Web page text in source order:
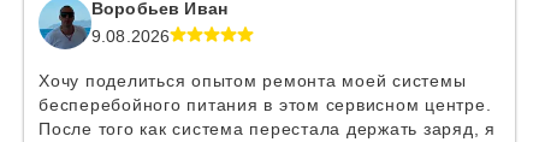
Воробьев Иван
9.08.2026
Хочу поделиться опытом ремонта моей системы
бесперебойного питания в этом сервисном центре.
После того как система перестала держать заряд, я